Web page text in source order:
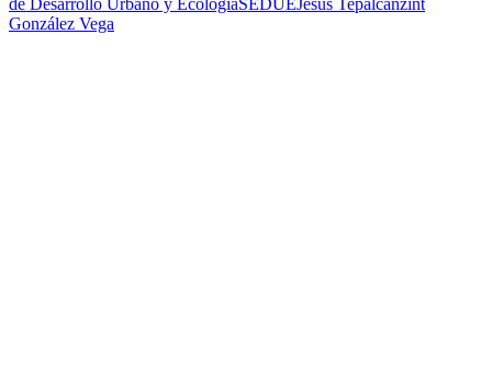
de Desarrollo Urbano y EcologíaSEDUEJesús Tepalcanzint
González Vega